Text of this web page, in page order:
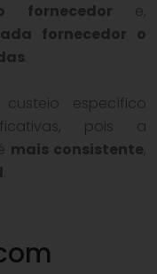
e,
fornecedor o
específico
pois a
mais consistente,